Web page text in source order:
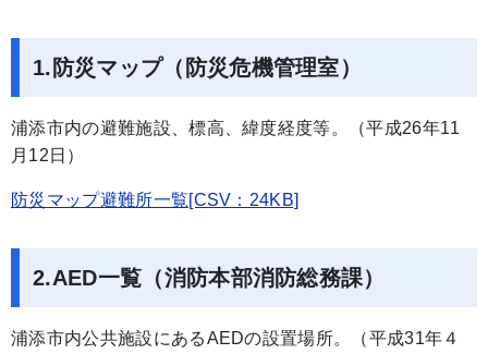
1.防災マップ（防災危機管理室）
浦添市内の避難施設、標高、緯度経度等。（平成26年11
月12日）
防災マップ避難所一覧[CSV：24KB]
2.AED一覧（消防本部消防総務課）
浦添市内公共施設にあるAEDの設置場所。（平成31年４